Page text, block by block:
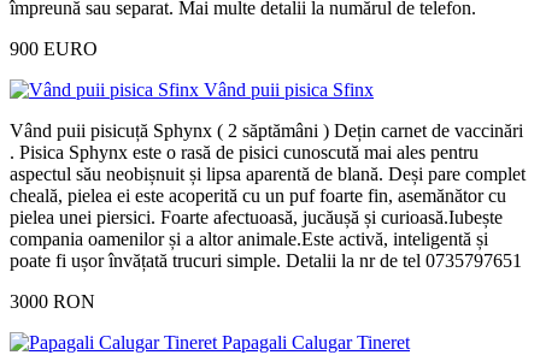
împreună sau separat. Mai multe detalii la numărul de telefon.
900 EURO
Vând puii pisica Sfinx
Vând puii pisicuță Sphynx ( 2 săptămâni ) Dețin carnet de vaccinări
. Pisica Sphynx este o rasă de pisici cunoscută mai ales pentru
aspectul său neobișnuit și lipsa aparentă de blană. Deși pare complet
cheală, pielea ei este acoperită cu un puf foarte fin, asemănător cu
pielea unei piersici. Foarte afectuoasă, jucăușă și curioasă.Iubește
compania oamenilor și a altor animale.Este activă, inteligentă și
poate fi ușor învățată trucuri simple. Detalii la nr de tel 0735797651
3000 RON
Papagali Calugar Tineret